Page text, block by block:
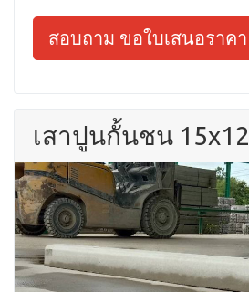
สอบถาม ขอใบเสนอราคา
เสาปูนกั้นชน 15x12